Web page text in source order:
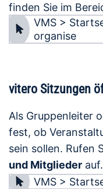
finden Sie im
VMS >
organise
vitero Sitzungen
Als Gruppenleiter
fest, ob
sein sollen. Rufen
und Mitglieder auf.
VMS >